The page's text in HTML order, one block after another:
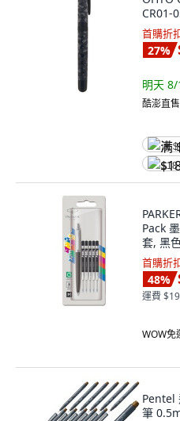
CR01-
首購折
27%
明天
酷澎直
满
$18
Pack
套, 黑
首購折
48%
運費
WOW免
Pentel
筆